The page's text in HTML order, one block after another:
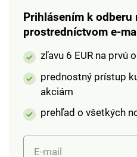
Prihlásením k odberu
prostredníctvom e-
zľavu 6 EUR na prvú
prednostný prístup
akciám
prehľad o všetkých
E-mail